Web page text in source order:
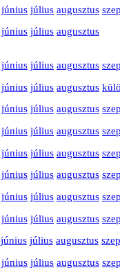
június július augusztus
június július augusztus
június július augusztus
június július augusztus
június július augusztus
június július augusztus
június július augusztus
június július augusztus
június július augusztus
június július augusztus
június július augusztus
június július augusztus